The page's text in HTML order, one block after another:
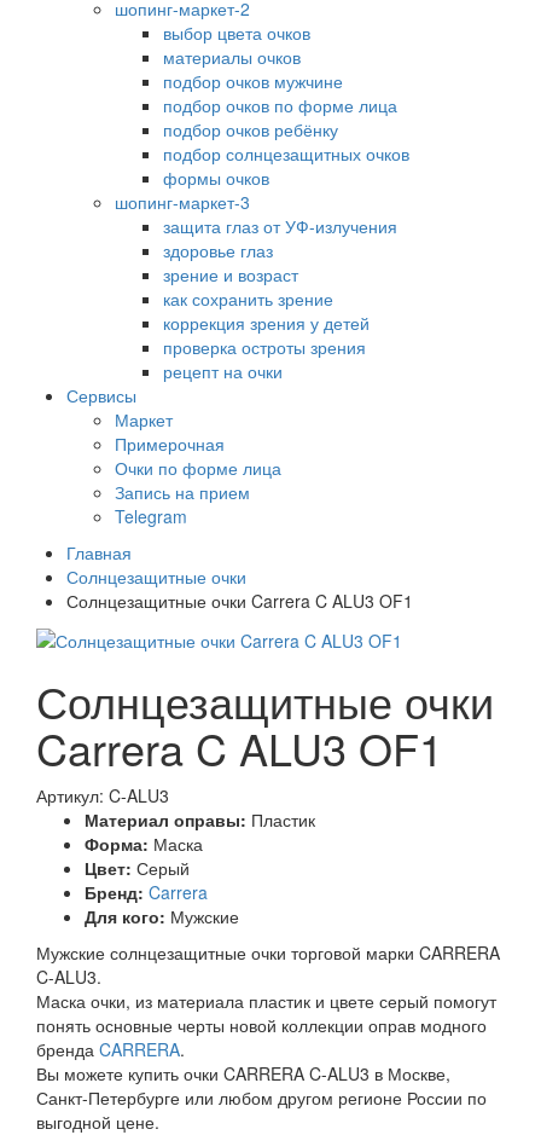
шопинг-маркет-2
выбор цвета очков
материалы очков
подбор очков мужчине
подбор очков по форме лица
подбор очков ребёнку
подбор солнцезащитных очков
формы очков
шопинг-маркет-3
защита глаз от УФ-излучения
здоровье глаз
зрение и возраст
как сохранить зрение
коррекция зрения у детей
проверка остроты зрения
рецепт на очки
Сервисы
Маркет
Примерочная
Очки по форме лица
Запись на прием
Telegram
Главная
Солнцезащитные очки
Солнцезащитные очки Carrera C ALU3 OF1
Солнцезащитные очки
Carrera C ALU3 OF1
Артикул: C-ALU3
Материал оправы: Пластик
Форма: Маска
Цвет: Серый
Бренд: Carrera
Для кого: Мужские
Мужские солнцезащитные очки торговой марки CARRERA
C-ALU3.
Маска очки, из материала пластик и цвете серый помогут
понять основные черты новой коллекции оправ модного
бренда CARRERA.
Вы можете купить очки CARRERA C-ALU3 в Москве,
Санкт-Петербурге или любом другом регионе России по
выгодной цене.